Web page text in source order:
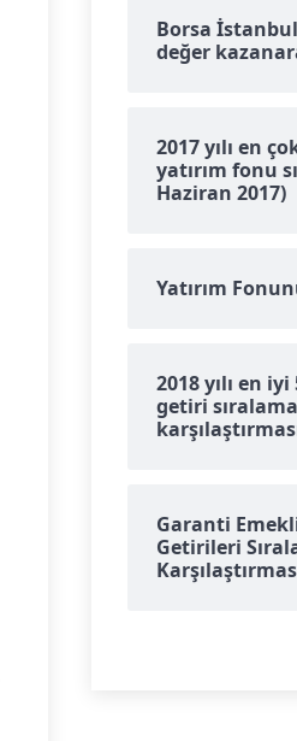
Borsa
değer
2017 yılı en
yatırım fonu
Haziran 2017)
Yatırım
2018 yılı en
getiri
Garanti
Getirileri